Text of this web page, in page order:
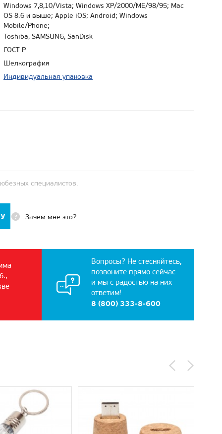
Windows 7,8,10/Vista; Windows XP/2000/ME/98/95; Mac
OS 8.6 и выше; Apple iOS; Android; Windows
Mobile/Phone;
Toshiba, SAMSUNG, SanDisk
ГОСТ Р
Шелкография
Индивидуальная упаковка
специалистов.
Зачем мне это?
Вопросы? Не стесняйтесь,
позвоните прямо сейчас
и мы с радостью на них
ответим!
8 (800) 333-8-600